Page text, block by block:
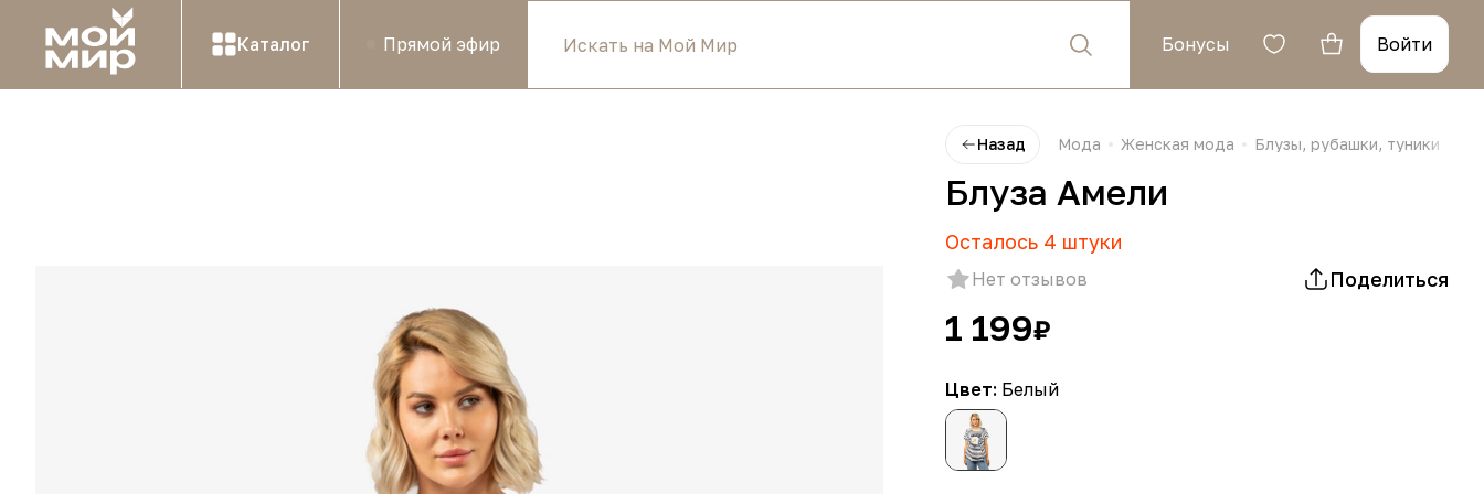
Каталог Прямой эфир Бонусы Войти
Назад Мода Женская мода Блузы, рубашки, туники
Блуза Амели
Осталось 4 штуки
Нет отзывов Поделиться
1 199₽
Цвет: Белый